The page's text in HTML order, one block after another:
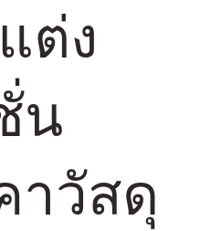
ต่ง
น
าวัสดุ